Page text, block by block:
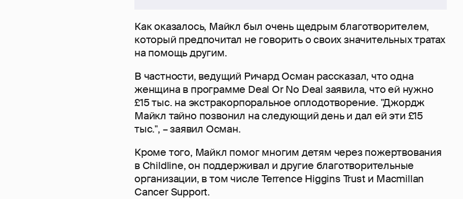
Как оказалось, Майкл был очень щедрым благотворителем,
который предпочитал не говорить о своих значительных тратах
на помощь другим.
В частности, ведущий Ричард Осман рассказал, что одна
женщина в программе Deal Or No Deal заявила, что ей нужно
£15 тыс. на экстракорпоральное оплодотворение. "Джордж
Майкл тайно позвонил на следующий день и дал ей эти £15
тыс.", – заявил Осман.
Кроме того, Майкл помог многим детям через пожертвования
в Childline, он поддерживал и другие благотворительные
организации, в том числе Terrence Higgins Trust и Macmillan
Cancer Support.